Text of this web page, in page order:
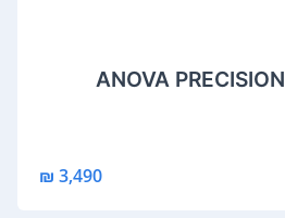
תנור אדים אנובה ANOVA PRECISION
3,490 ₪